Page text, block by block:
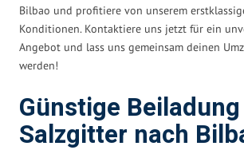
Bilbao und profitiere von unserem
Konditionen. Kontaktiere uns jetzt für ein
Angebot und lass uns gemeinsam deinen
werden!
Günstige
Salzgitter nach